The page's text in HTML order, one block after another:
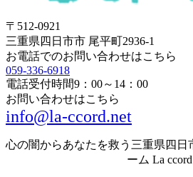
〒512-0921
三重県四日市市 尾平町2936-1
お電話でのお問い合わせはこちら
059-336-6918
電話受付時間9：00～14：00
お問い合わせはこちら
info@la-ccord.net
心の闇からあなたを救う三重県四日
ーム La ccord